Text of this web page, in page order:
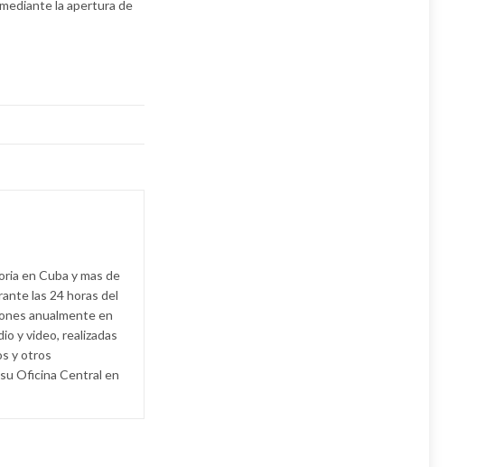
la apertura de
en Cuba y mas de
las 24 horas del
anualmente en
y video, realizadas
y otros
Oficina Central en